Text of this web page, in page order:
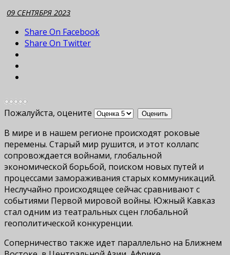
09 СЕНТЯБРЯ 2023
Share On Facebook
Share On Twitter
Пожалуйста, оцените
В мире и в нашем регионе происходят роковые
перемены. Старый мир рушится, и этот коллапс
сопровождается войнами, глобальной
экономической борьбой, поиском новых путей и
процессами замораживания старых коммуникаций.
Неслучайно происходящее сейчас сравнивают с
событиями Первой мировой войны. Южный Кавказ
стал одним из театральных сцен глобальной
геополитической конкуренции.
Соперничество также идет параллельно на Ближнем